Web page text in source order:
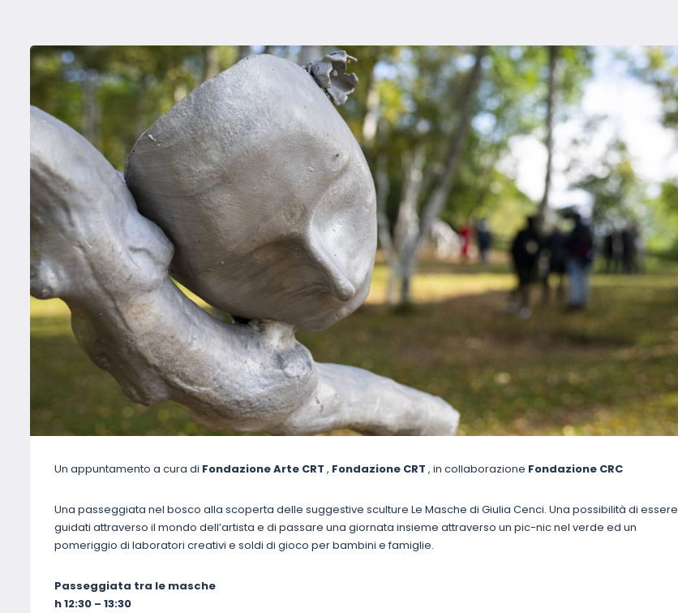
Un appuntamento a cura di Fondazione Arte CRT , Fondazione CRT , in collaborazione Fondazione CRC
Una passeggiata nel bosco alla scoperta delle suggestive sculture Le Masche di Giulia Cenci. Una possibilità di essere
guidati attraverso il mondo dell’artista e di passare una giornata insieme attraverso un pic-nic nel verde ed un
pomeriggio di laboratori creativi e soldi di gioco per bambini e famiglie.
Passeggiata tra le masche
h 12:30 – 13:30